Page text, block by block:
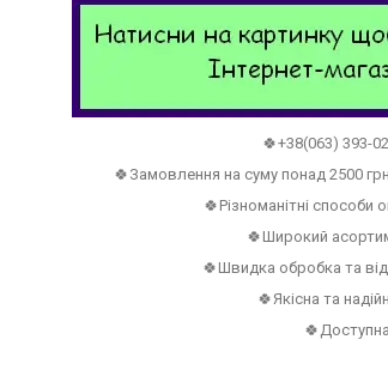
🍀+38(063) 393-
🍀Замовлення на суму понад 2500
🍀Різноманітні способи
🍀Широкий
🍀Швидка обробка та
🍀Якісна та